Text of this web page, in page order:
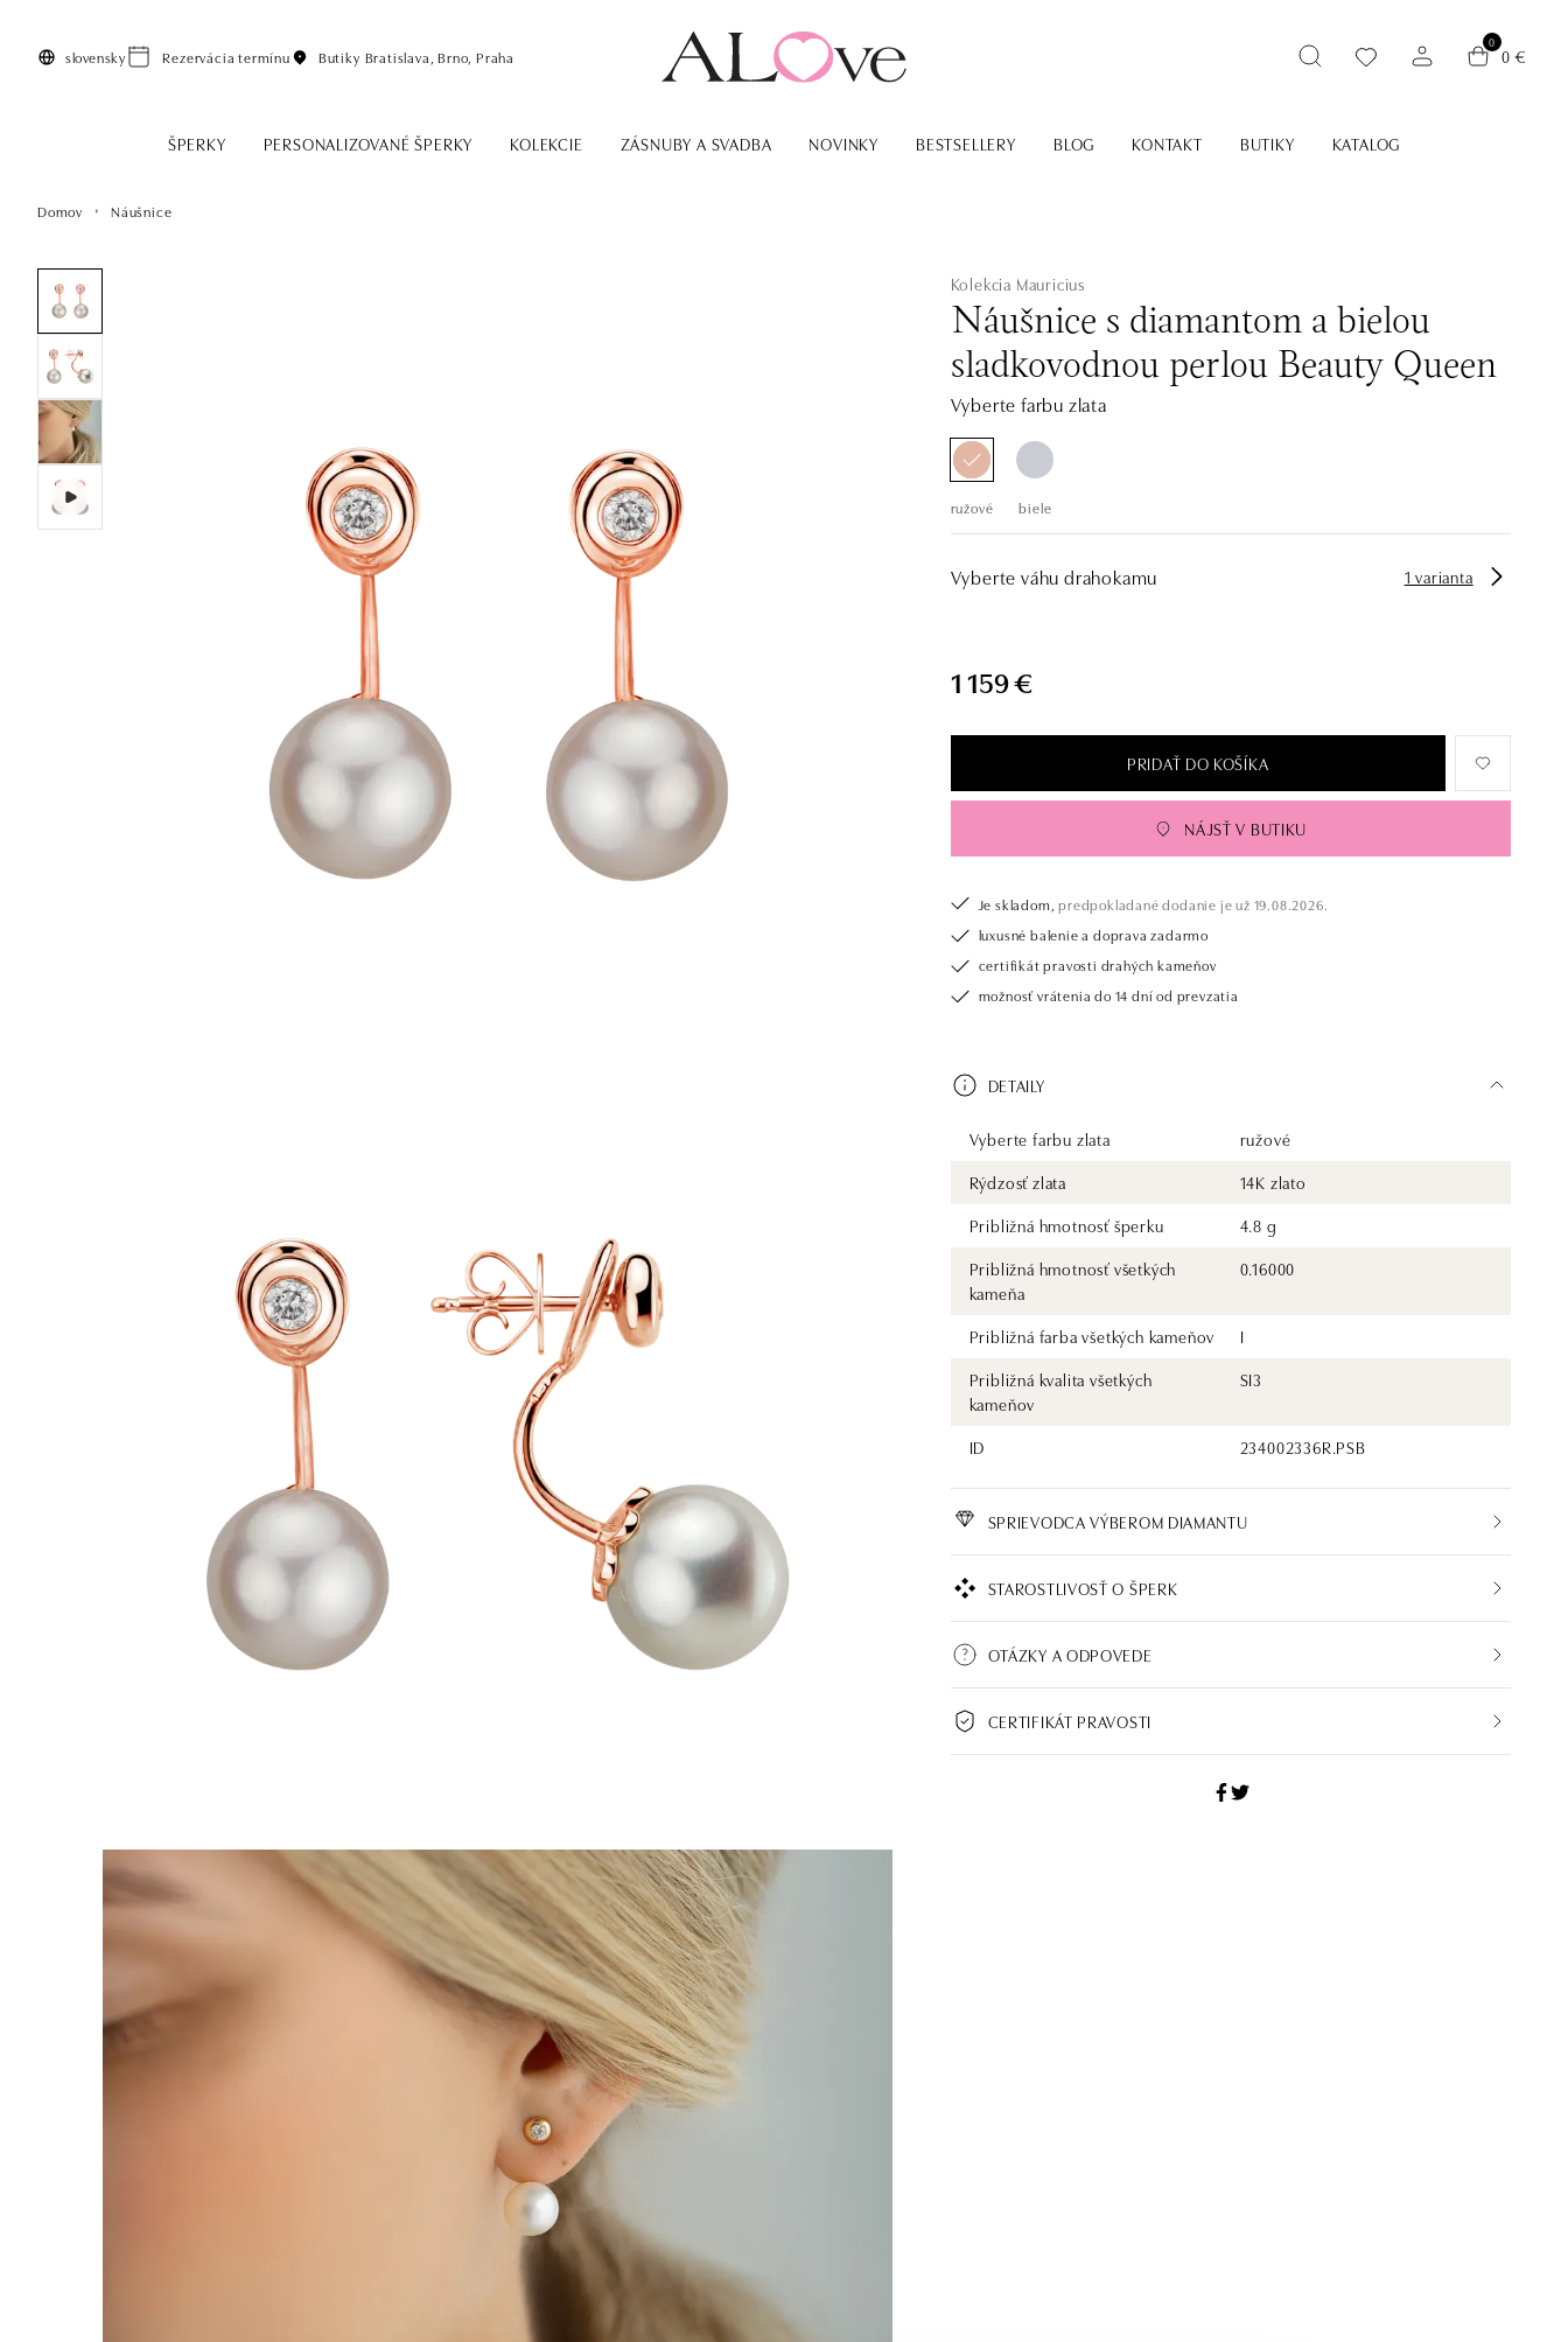
slovensky Rezervácia termínu Butiky Bratislava, Brno, Praha
0
0 €
ŠPERKY PERSONALIZOVANÉ ŠPERKY KOLEKCIE ZÁSNUBY A SVADBA NOVINKY BESTSELLERY BLOG KONTAKT BUTIKY KATALOG
Domov Náušnice
Kolekcia Mauricius
Náušnice s diamantom a bielou
sladkovodnou perlou Beauty Queen
Vyberte farbu zlata
ružové biele
Vyberte váhu drahokamu 1 varianta
1 159 €
PRIDAŤ DO KOŠÍKA
NÁJSŤ V BUTIKU
Je skladom, predpokladané dodanie je už 19.08.2026.
luxusné balenie a doprava zadarmo
certifikát pravosti drahých kameňov
možnosť vrátenia do 14 dní od prevzatia
DETAILY
Vyberte farbu zlata
ružové
Rýdzosť zlata
14K zlato
Približná hmotnosť šperku
4.8 g
Približná hmotnosť všetkých
kameňa
0.16000
Približná farba všetkých kameňov
I
Približná kvalita všetkých
kameňov
SI3
ID 234002336R.PSB
SPRIEVODCA VÝBEROM DIAMANTU
STAROSTLIVOSŤ O ŠPERK
OTÁZKY A ODPOVEDE
CERTIFIKÁT PRAVOSTI